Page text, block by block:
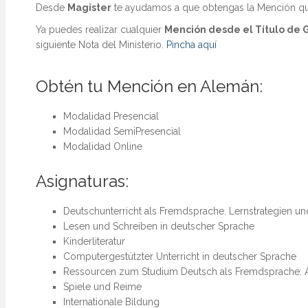
Centros
Máster
Máster
Máster
Centros
Desde Magisterte ayudamos a que obtengas la Mención
Ya puedes realizar cualquier Mención desde el Título de
siguiente Nota del Ministerio. Pincha aquí
Obtén tu Mención en Alemán:
Modalidad Presencial
Modalidad SemiPresencial
Modalidad Online
Asignaturas:
Deutschunterricht als Fremdsprache. Lernstrategien
Lesen und Schreiben in deutscher Sprache
Kinderliteratur
Computergestützter Unterricht in deutscher Sprache
Ressourcen zum Studium Deutsch als Fremdsprache:
Spiele und Reime
Internationale Bildung